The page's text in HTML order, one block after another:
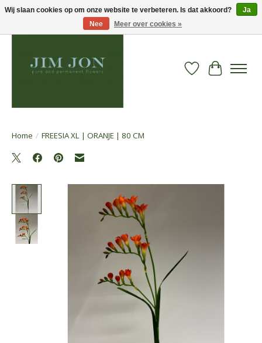
Verlanglijst
Home / FREESIA XL | ORANJE | 80 CM
Wij slaan cookies op om onze website te verbeteren. Is dat akkoord?
Ja
Nee
Meer over cookies »